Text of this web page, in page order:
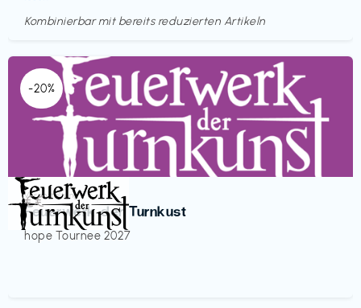
Kombinierbar mit bereits reduzierten Artikeln
-20%
Veranstaltung
Feuerwerk der Turnkust
hope Tournee 2027
€€‎